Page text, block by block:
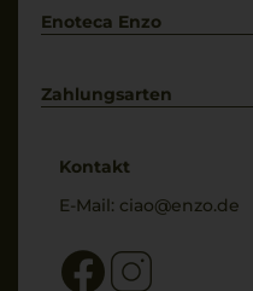
Enoteca Enzo
Bewertungs-Richtlinien
Zahlungsarten
Kontakt
E-Mail: ciao@enzo.de